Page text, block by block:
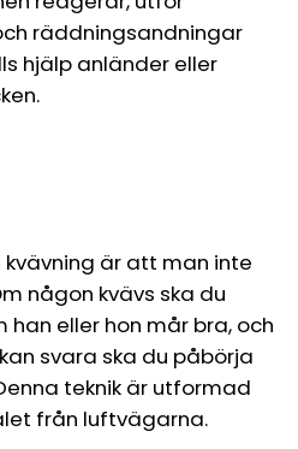
räddningsandningar
hjälp anländer eller
är att man inte
någon kvävs ska du
eller hon mår bra, och
svara ska du påbörja
teknik är utformad
från luftvägarna.